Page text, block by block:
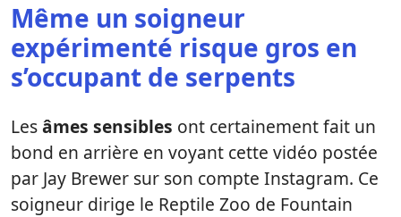
Même un soigneur
expérimenté risque gros en
s’occupant de serpents
Lesâmes sensibles ont certainement fait un
bond en arrière en voyant cette vidéo postée
par Jay Brewer sur son compte Instagram. Ce
soigneur dirige le Reptile Zoo de Fountain